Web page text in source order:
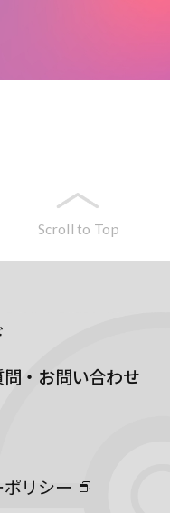
Scroll to Top
・お問い合わせ
リシー